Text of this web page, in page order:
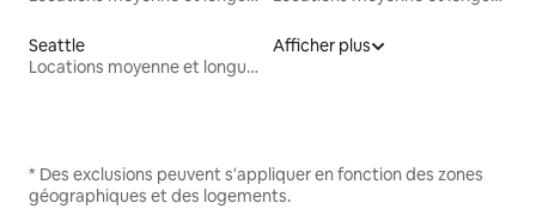
Seattle
Locations moyenne et longue durée
Afficher plus
* Des exclusions peuvent s'appliquer en fonction des zones
géographiques et des logements.